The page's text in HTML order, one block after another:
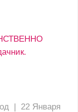
| 22 Января